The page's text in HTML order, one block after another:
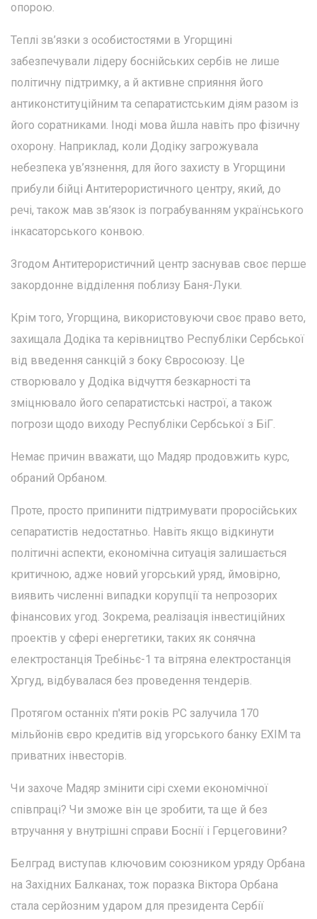
опорою.
Теплі зв’язки з особистостями в Угорщині
забезпечували лідеру боснійських сербів не лише
політичну підтримку, а й активне сприяння його
антиконституційним та сепаратистським діям разом із
його соратниками. Іноді мова йшла навіть про фізичну
охорону. Наприклад, коли Додіку загрожувала
небезпека ув’язнення, для його захисту в Угорщини
прибули бійці Антитерористичного центру, який, до
речі, також мав зв’язок із пограбуванням українського
інкасаторського конвою.
Згодом Антитерористичний центр заснував своє перше
закордонне відділення поблизу Баня-Луки.
Крім того, Угорщина, використовуючи своє право вето,
захищала Додіка та керівництво Республіки Сербської
від введення санкцій з боку Євросоюзу. Це
створювало у Додіка відчуття безкарності та
зміцнювало його сепаратистські настрої, а також
погрози щодо виходу Республіки Сербської з БіГ.
Немає причин вважати, що Мадяр продовжить курс,
обраний Орбаном.
Проте, просто припинити підтримувати проросійських
сепаратистів недостатньо. Навіть якщо відкинути
політичні аспекти, економічна ситуація залишається
критичною, адже новий угорський уряд, ймовірно,
виявить численні випадки корупції та непрозорих
фінансових угод. Зокрема, реалізація інвестиційних
проектів у сфері енергетики, таких як сонячна
електростанція Требіньє-1 та вітряна електростанція
Хргуд, відбувалася без проведення тендерів.
Протягом останніх п'яти років РС залучила 170
мільйонів євро кредитів від угорського банку ЕХІМ та
приватних інвесторів.
Чи захоче Мадяр змінити сірі схеми економічної
співпраці? Чи зможе він це зробити, та ще й без
втручання у внутрішні справи Боснії і Герцеговини?
Белград виступав ключовим союзником уряду Орбана
на Західних Балканах, тож поразка Віктора Орбана
стала серйозним ударом для президента Сербії